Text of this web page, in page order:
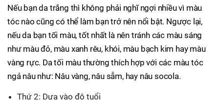
Nếu bạn da trắng thì không phải nghĩ ngợi nhiều vì màu
tóc nào cũng có thể làm bạn trở nên nổi bật. Ngược lại,
nếu da bạn tối màu, tốt nhất là nên tránh các màu sáng
như màu đỏ, màu xanh rêu, khói, màu bạch kim hay màu
vàng rực. Da tối màu thường thích hợp với các màu tóc
ngả nâu như: Nâu vàng, nâu sẫm, hay nâu socola.
Thứ 2: Dựa vào độ tuổi